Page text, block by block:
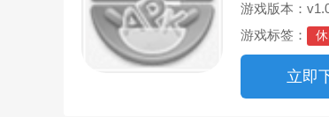
游戏版本：
游戏标签：
立即